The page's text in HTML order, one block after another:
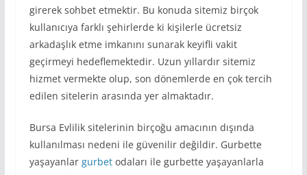
girerek sohbet etmektir. Bu konuda sitemiz birçok
kullanıcıya farklı şehirlerde ki kişilerle ücretsiz
arkadaşlık etme imkanını sunarak keyifli vakit
geçirmeyi hedeflemektedir. Uzun yıllardır sitemiz
hizmet vermekte olup, son dönemlerde en çok tercih
edilen sitelerin arasında yer almaktadır.
Bursa Evlilik sitelerinin birçoğu amacının dışında
kullanılması nedeni ile güvenilir değildir. Gurbette
yaşayanlar gurbetodaları ile gurbette yaşayanlarla